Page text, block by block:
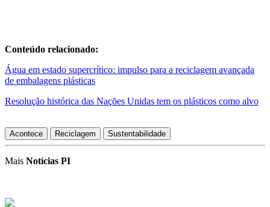
Conteúdo relacionado:
Água em estado supercrítico: impulso para a reciclagem avançada
de embalagens plásticas
Resolução histórica das Nações Unidas tem os plásticos como alvo
Acontece Reciclagem Sustentabilidade
Mais Notícias PI